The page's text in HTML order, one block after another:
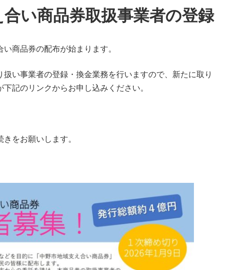
い商品券取扱事業者の登録
商品券の配布が始まります。
い事業者の登録・換金業務を行いますので、新たに取り
記のリンクからお申し込みください。
をお願いします。